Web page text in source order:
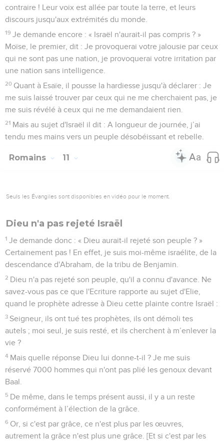
contraire ! Leur voix est allée par toute la terre, et leurs
discours jusqu'aux extrémités du monde.
19 Je demande encore : « Israël n'aurait-il pas compris ? »
Moïse, le premier, dit : Je provoquerai votre jalousie par ceux
qui ne sont pas une nation, je provoquerai votre irritation par
une nation sans intelligence.
20 Quant à Esaïe, il pousse la hardiesse jusqu'à déclarer : Je
me suis laissé trouver par ceux qui ne me cherchaient pas, je
me suis révélé à ceux qui ne me demandaient rien.
21 Mais au sujet d'Israël il dit : A longueur de journée, j’ai
tendu mes mains vers un peuple désobéissant et rebelle.
Romains 11
Seuls les Évangiles sont disponibles en vidéo pour le moment.
Dieu n'a pas rejeté Israël
1 Je demande donc : « Dieu aurait-il rejeté son peuple ? »
Certainement pas ! En effet, je suis moi-même israélite, de la
descendance d'Abraham, de la tribu de Benjamin.
2 Dieu n'a pas rejeté son peuple, qu'il a connu d'avance. Ne
savez-vous pas ce que l'Ecriture rapporte au sujet d'Elie,
quand le prophète adresse à Dieu cette plainte contre Israël :
3 Seigneur, ils ont tué tes prophètes, ils ont démoli tes
autels ; moi seul, je suis resté, et ils cherchent à m’enlever la
vie ?
4 Mais quelle réponse Dieu lui donne-t-il ? Je me suis
réservé 7000 hommes qui n'ont pas plié les genoux devant
Baal.
5 De même, dans le temps présent aussi, il y a un reste
conformément à l’élection de la grâce.
6 Or, si c'est par grâce, ce n'est plus par les œuvres,
autrement la grâce n'est plus une grâce. [Et si c'est par les